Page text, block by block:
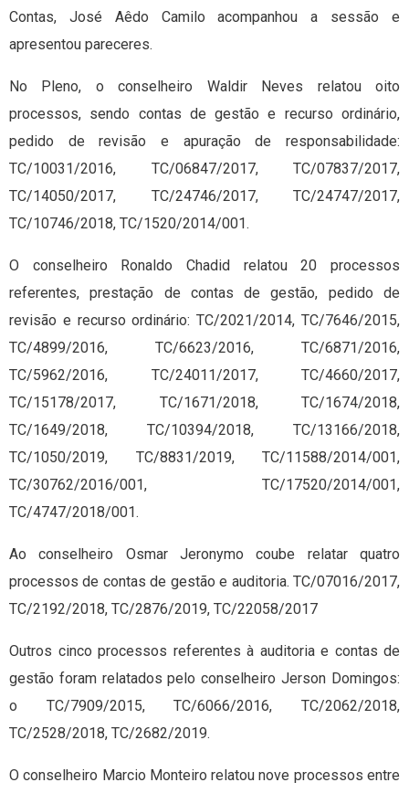
Contas, José Aêdo Camilo acompanhou a sessão e
apresentou pareceres.
No Pleno, o conselheiro Waldir Neves relatou oito
processos, sendo contas de gestão e recurso ordinário,
pedido de revisão e apuração de responsabilidade:
TC/10031/2016, TC/06847/2017, TC/07837/2017,
TC/14050/2017, TC/24746/2017, TC/24747/2017,
TC/10746/2018, TC/1520/2014/001.
O conselheiro Ronaldo Chadid relatou 20 processos
referentes, prestação de contas de gestão, pedido de
revisão e recurso ordinário: TC/2021/2014, TC/7646/2015,
TC/4899/2016, TC/6623/2016, TC/6871/2016,
TC/5962/2016, TC/24011/2017, TC/4660/2017,
TC/15178/2017, TC/1671/2018, TC/1674/2018,
TC/1649/2018, TC/10394/2018, TC/13166/2018,
TC/1050/2019, TC/8831/2019, TC/11588/2014/001,
TC/30762/2016/001, TC/17520/2014/001,
TC/4747/2018/001.
Ao conselheiro Osmar Jeronymo coube relatar quatro
processos de contas de gestão e auditoria. TC/07016/2017,
TC/2192/2018, TC/2876/2019, TC/22058/2017
Outros cinco processos referentes à auditoria e contas de
gestão foram relatados pelo conselheiro Jerson Domingos:
o TC/7909/2015, TC/6066/2016, TC/2062/2018,
TC/2528/2018, TC/2682/2019.
O conselheiro Marcio Monteiro relatou nove processos entre